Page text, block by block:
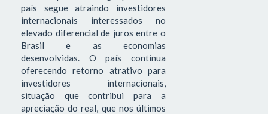
país segue atraindo investidores
internacionais interessados no
elevado diferencial de juros entre o
Brasil e as economias
desenvolvidas. O país continua
oferecendo retorno atrativo para
investidores internacionais,
situação que contribui para a
apreciação do real, que nos últimos